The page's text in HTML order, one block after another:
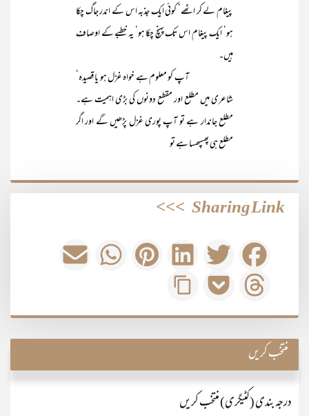
پیغام لے کر اٹھے‘ کوئی ایک جذبہ اس کے اندر جاگ چکا
ہو‘ ایک پیغام اس تک پہنچ چکا ہو‘ یہ خطبے کے اوصاف
ہیں۔
آپ کو معلوم ہے خواہ غزل ہو یا قصیدہ‘
شاعری میں مطلع اور مقطع دونوں کی بڑی اہمیت ہے۔
مطلع جاندار ہے تو آپ پوری غزل پڑھیں گے اور اگر
مطلع ہی پھسپھسا ہے تو
Sharing Link
>>>
منتخب کریں
درجہ بندی (کٹیگری) منتخب کریں